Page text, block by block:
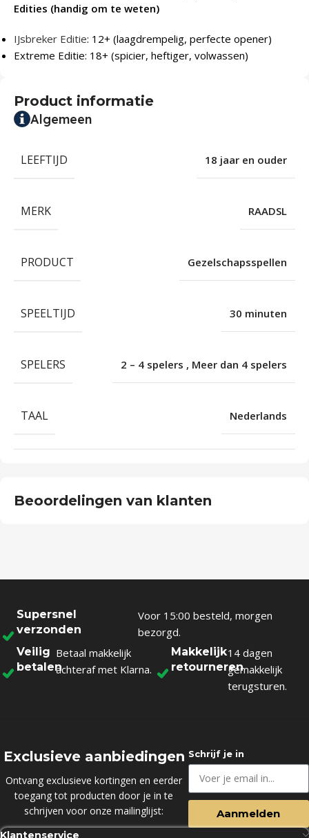
Edities (handig om te weten)
IJsbreker Editie: 12+ (laagdrempelig, perfecte opener)
Extreme Editie: 18+ (spicier, heftiger, volwassen)
Product informatie
Algemeen
LEEFTIJD 18 jaar en ouder
MERK RAADSL
PRODUCT Gezelschapsspellen
SPEELTIJD 30 minuten
SPELERS 2 – 4 spelers , Meer dan 4 spelers
TAAL Nederlands
Beoordelingen van klanten
Supersnel
verzonden
Voor 15:00 besteld, morgen
bezorgd.
Veilig
betalen
Betaal makkelijk
achteraf met Klarna.
Makkelijk
retourneren
14 dagen
gemakkelijk
terugsturen.
Exclusieve aanbiedingen
Ontvang exclusieve kortingen en eerder
toegang tot producten door je in te
schrijven voor onze mailinglijst:
Schrijf je in
Aanmelden
Klantenservice